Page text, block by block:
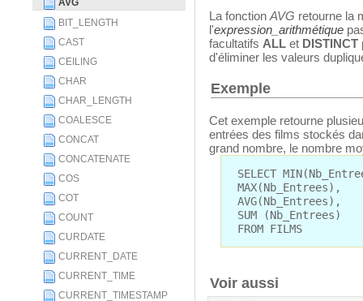
AVG
BIT_LENGTH
CAST
CEILING
CHAR
CHAR_LENGTH
COALESCE
CONCAT
CONCATENATE
COS
COT
COUNT
CURDATE
CURRENT_DATE
CURRENT_TIME
CURRENT_TIMESTAMP
La fonctionAVG retourne la
l'expression_arithmétique
facultatifs ALL et DISTINCT
d'éliminer les valeurs
Exemple
Cet exemple retourne
entrées des films stockés
grand nombre, le nombre
SELECT
MAX(Nb_Entrees),
AVG(Nb_Entrees),
SUM (Nb_Entrees)
FROM FILMS
Voir aussi